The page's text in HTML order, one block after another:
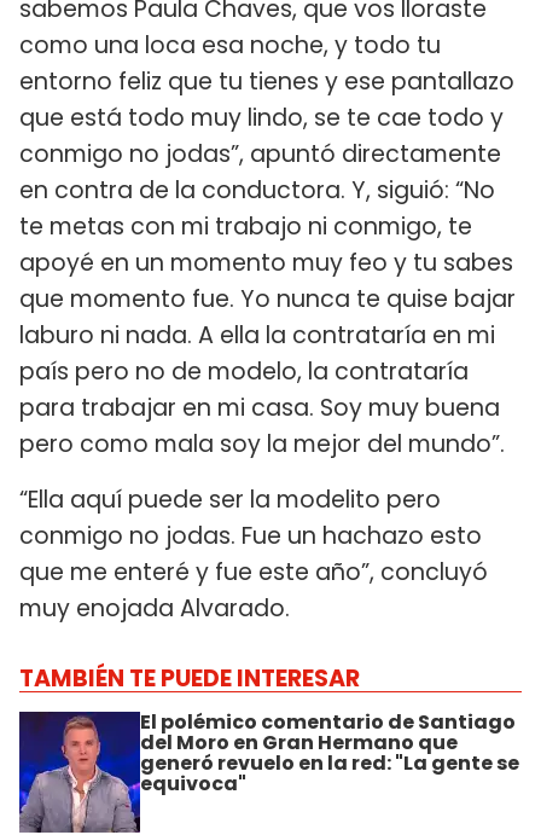
sabemos Paula Chaves, que vos lloraste
como una loca esa noche, y todo tu
entorno feliz que tu tienes y ese pantallazo
que está todo muy lindo, se te cae todo y
conmigo no jodas”, apuntó directamente
en contra de la conductora. Y, siguió: “No
te metas con mi trabajo ni conmigo, te
apoyé en un momento muy feo y tu sabes
que momento fue. Yo nunca te quise bajar
laburo ni nada. A ella la contrataría en mi
país pero no de modelo, la contrataría
para trabajar en mi casa. Soy muy buena
pero como mala soy la mejor del mundo”.
“Ella aquí puede ser la modelito pero
conmigo no jodas. Fue un hachazo esto
que me enteré y fue este año”, concluyó
muy enojada Alvarado.
TAMBIÉN TE PUEDE INTERESAR
El polémico comentario de Santiago
del Moro en Gran Hermano que
generó revuelo en la red: "La gente se
equivoca"